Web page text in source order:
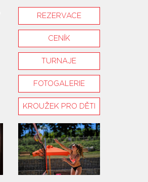
REZERVACE
CENÍK
TURNAJE
FOTOGALERIE
KROUŽEK PRO DĚTI